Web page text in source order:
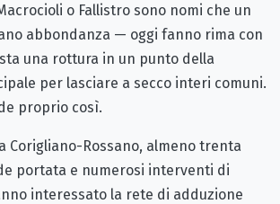
o Fallistro sono nomi che un
abbondanza — oggi fanno rima con
una rottura in un punto della
per lasciare a secco interi comuni.
proprio così.
Corigliano-Rossano, almeno trenta
portata e numerosi interventi di
interessato la rete di adduzione